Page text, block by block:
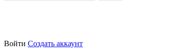
Войти Создать аккаунт